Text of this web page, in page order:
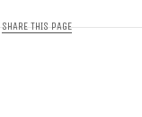
SHARE THIS PAGE